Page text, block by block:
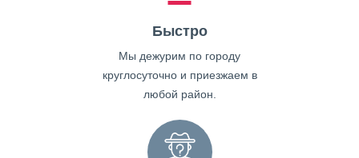
Быстро
Мы дежурим по городу
круглосуточно и приезжаем в
любой район.